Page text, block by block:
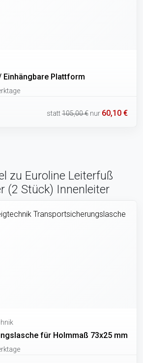
Einhängbare Plattform
statt105,00 € nur 60,10 €
zu Euroline Leiterfuß
(2 Stück) Innenleiter
für Holmmaß 73x25 mm